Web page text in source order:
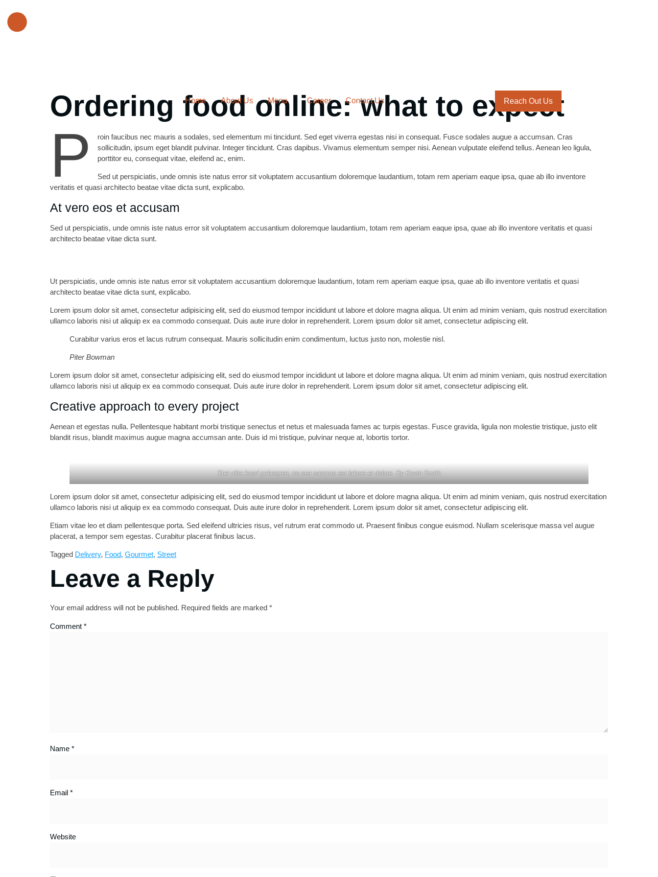
Home About Us Menu Career Contact Us Reach Out Us
Ordering food online: what to expect
P
roin faucibus nec mauris a sodales, sed elementum mi tincidunt. Sed eget viverra egestas nisi in consequat. Fusce sodales augue a accumsan. Cras
sollicitudin, ipsum eget blandit pulvinar. Integer tincidunt. Cras dapibus. Vivamus elementum semper nisi. Aenean vulputate eleifend tellus. Aenean leo ligula,
porttitor eu, consequat vitae, eleifend ac, enim.
Sed ut perspiciatis, unde omnis iste natus error sit voluptatem accusantium doloremque laudantium, totam rem aperiam eaque ipsa, quae ab illo inventore
veritatis et quasi architecto beatae vitae dicta sunt, explicabo.
At vero eos et accusam
Sed ut perspiciatis, unde omnis iste natus error sit voluptatem accusantium doloremque laudantium, totam rem aperiam eaque ipsa, quae ab illo inventore veritatis et quasi
architecto beatae vitae dicta sunt.
Ut perspiciatis, unde omnis iste natus error sit voluptatem accusantium doloremque laudantium, totam rem aperiam eaque ipsa, quae ab illo inventore veritatis et quasi
architecto beatae vitae dicta sunt, explicabo.
Lorem ipsum dolor sit amet, consectetur adipisicing elit, sed do eiusmod tempor incididunt ut labore et dolore magna aliqua. Ut enim ad minim veniam, quis nostrud exercitation
ullamco laboris nisi ut aliquip ex ea commodo consequat. Duis aute irure dolor in reprehenderit. Lorem ipsum dolor sit amet, consectetur adipiscing elit.
Curabitur varius eros et lacus rutrum consequat. Mauris sollicitudin enim condimentum, luctus justo non, molestie nisl.
Piter Bowman
Lorem ipsum dolor sit amet, consectetur adipisicing elit, sed do eiusmod tempor incididunt ut labore et dolore magna aliqua. Ut enim ad minim veniam, quis nostrud exercitation
ullamco laboris nisi ut aliquip ex ea commodo consequat. Duis aute irure dolor in reprehenderit. Lorem ipsum dolor sit amet, consectetur adipiscing elit.
Creative approach to every project
Aenean et egestas nulla. Pellentesque habitant morbi tristique senectus et netus et malesuada fames ac turpis egestas. Fusce gravida, ligula non molestie tristique, justo elit
blandit risus, blandit maximus augue magna accumsan ante. Duis id mi tristique, pulvinar neque at, lobortis tortor.
Stet clita kasd gubergren, no sea sanctus est labore et dolore. ByKevin Smith
Lorem ipsum dolor sit amet, consectetur adipisicing elit, sed do eiusmod tempor incididunt ut labore et dolore magna aliqua. Ut enim ad minim veniam, quis nostrud exercitation
ullamco laboris nisi ut aliquip ex ea commodo consequat. Duis aute irure dolor in reprehenderit. Lorem ipsum dolor sit amet, consectetur adipiscing elit.
Etiam vitae leo et diam pellentesque porta. Sed eleifend ultricies risus, vel rutrum erat commodo ut. Praesent finibus congue euismod. Nullam scelerisque massa vel augue
placerat, a tempor sem egestas. Curabitur placerat finibus lacus.
Tagged Delivery, Food, Gourmet, Street
Leave a Reply
Your email address will not be published. Required fields are marked *
Comment *
Name *
Email *
Website